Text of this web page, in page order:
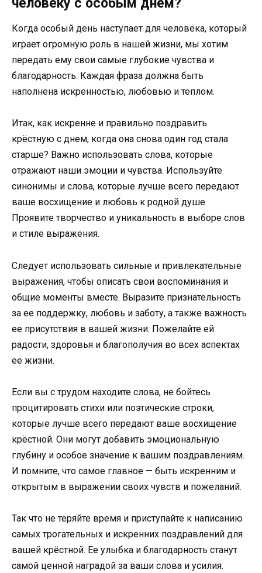
человеку с особым днем?
Когда особый день наступает для человека, который
играет огромную роль в нашей жизни, мы хотим
передать ему свои самые глубокие чувства и
благодарность. Каждая фраза должна быть
наполнена искренностью, любовью и теплом.
Итак, как искренне и правильно поздравить
крёстную с днем, когда она снова один год стала
старше? Важно использовать слова, которые
отражают наши эмоции и чувства. Используйте
синонимы и слова, которые лучше всего передают
ваше восхищение и любовь к родной душе.
Проявите творчество и уникальность в выборе слов
и стиле выражения.
Следует использовать сильные и привлекательные
выражения, чтобы описать свои воспоминания и
общие моменты вместе. Выразите признательность
за ее поддержку, любовь и заботу, а также важность
ее присутствия в вашей жизни. Пожелайте ей
радости, здоровья и благополучия во всех аспектах
ее жизни.
Если вы с трудом находите слова, не бойтесь
процитировать стихи или поэтические строки,
которые лучше всего передают ваше восхищение
крёстной. Они могут добавить эмоциональную
глубину и особое значение к вашим поздравлениям.
И помните, что самое главное — быть искренним и
открытым в выражении своих чувств и пожеланий.
Так что не теряйте время и приступайте к написанию
самых трогательных и искренних поздравлений для
вашей крёстной. Ее улыбка и благодарность станут
самой ценной наградой за ваши слова и усилия.